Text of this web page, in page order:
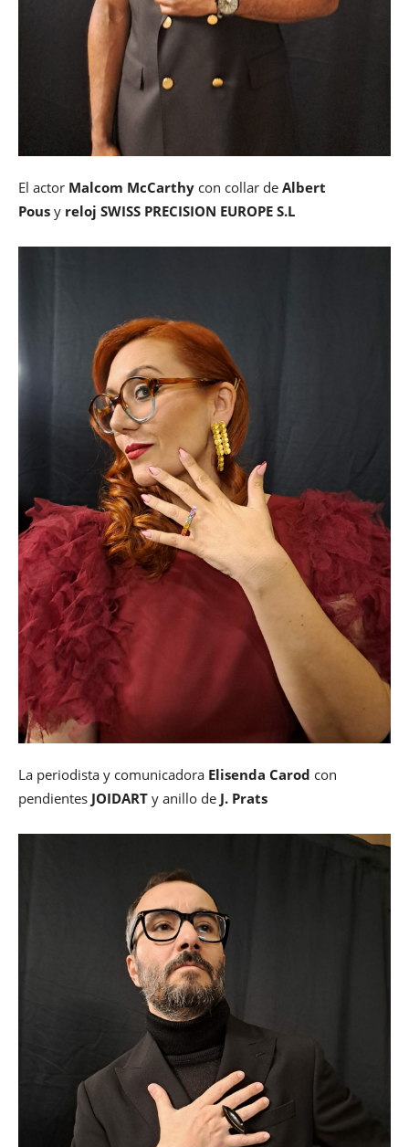
El actor Malcom McCarthy con collar de Albert
Pous y reloj SWISS PRECISION EUROPE S.L
La periodista y comunicadora Elisenda Carod con
pendientes JOIDART y anillo de J. Prats